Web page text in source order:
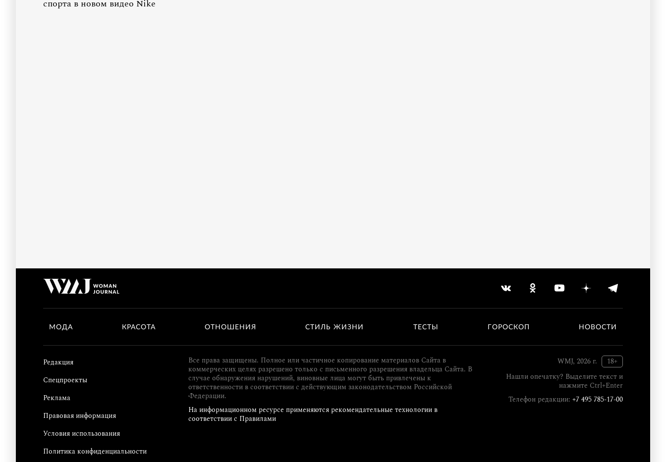
спорта в новом видео Nike
МОДА КРАСОТА ОТНОШЕНИЯ СТИЛЬ ЖИЗНИ ТЕСТЫ ГОРОСКОП НОВОСТИ
Редакция
Спецпроекты
Реклама
Правовая информация
Условия использования
Политика конфиденциальности
WMJ, 2026 г.
18+
Нашли опечатку? Выделите текст и
нажмите Ctrl+Enter
Телефон редакции: +7 495 785-17-00
Все права защищены. Полное или частичное копирование материалов Сайта в
коммерческих целях разрешено только с письменного разрешения владельца Сайта. В
случае обнаружения нарушений, виновные лица могут быть привлечены к
ответственности в соответствии с действующим законодательством Российской
Федерации.
На информационном ресурсе применяются рекомендательные технологии в
соответствии с Правилами